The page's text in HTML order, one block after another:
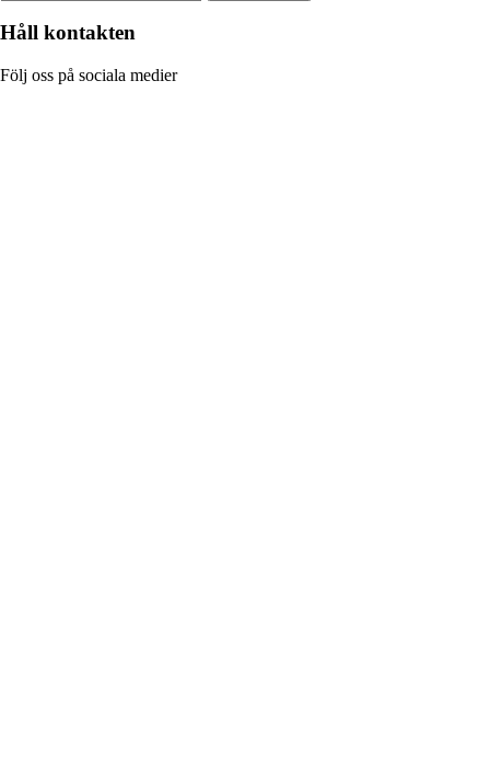
Håll kontakten
Följ oss på sociala medier